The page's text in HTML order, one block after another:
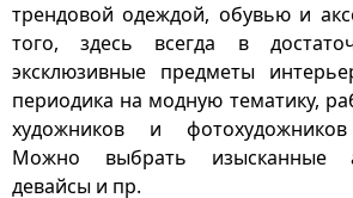
трендовой одеждой, обувью и
того, здесь всегда в
эксклюзивные предметы
периодика на модную тематику,
художников и фотохудожников
Можно выбрать изысканные
девайсы и пр.